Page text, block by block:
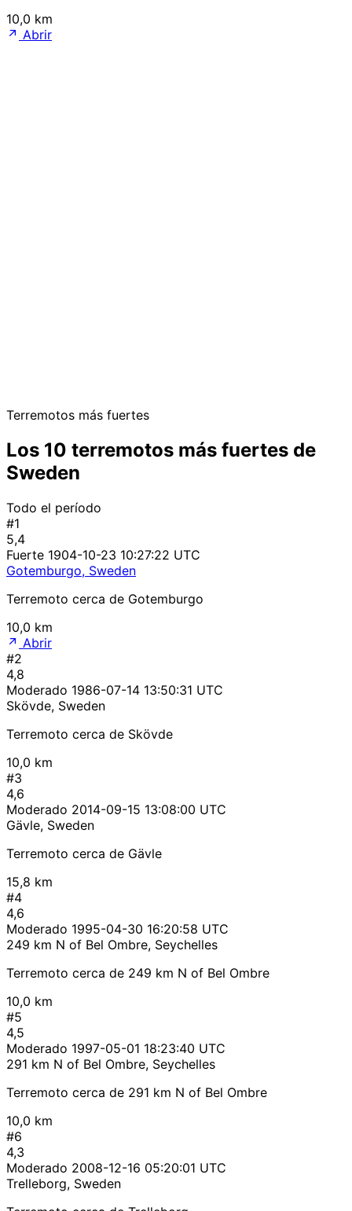
10,0 km
Abrir
Terremotos más fuertes
Los 10 terremotos más fuertes de
Sweden
Todo el período
#1
5,4
Fuerte 1904-10-23 10:27:22 UTC
Gotemburgo, Sweden
Terremoto cerca de Gotemburgo
10,0 km
Abrir
#2
4,8
Moderado 1986-07-14 13:50:31 UTC
Skövde, Sweden
Terremoto cerca de Skövde
10,0 km
#3
4,6
Moderado 2014-09-15 13:08:00 UTC
Gävle, Sweden
Terremoto cerca de Gävle
15,8 km
#4
4,6
Moderado 1995-04-30 16:20:58 UTC
249 km N of Bel Ombre, Seychelles
Terremoto cerca de 249 km N of Bel Ombre
10,0 km
#5
4,5
Moderado 1997-05-01 18:23:40 UTC
291 km N of Bel Ombre, Seychelles
Terremoto cerca de 291 km N of Bel Ombre
10,0 km
#6
4,3
Moderado 2008-12-16 05:20:01 UTC
Trelleborg, Sweden